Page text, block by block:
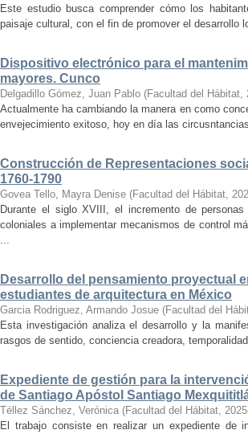
Este estudio busca comprender cómo los
paisaje cultural, con el fin de promover el desarrollo
Dispositivo electrónico para el
mayores. Cunco
Delgadillo Gómez, Juan Pablo (Facultad del Hábitat,
Actualmente ha cambiando la manera en como
envejecimiento exitoso, hoy en día las
Construcción de Representaciones
1760-1790
Govea Tello, Mayra Denise (Facultad del Hábitat,
Durante el siglo XVIII, el incremento de
coloniales a implementar mecanismos de control
...
Desarrollo del pensamiento proyectual
estudiantes de arquitectura en México
Garcia Rodriguez, Armando Josue (Facultad del
Esta investigación analiza el desarrollo y la
rasgos de sentido, conciencia creadora,
Expediente de gestión para la
de Santiago Apóstol Santiago
Téllez Sánchez, Verónica (Facultad del Hábitat,
El trabajo consiste en realizar un expediente de